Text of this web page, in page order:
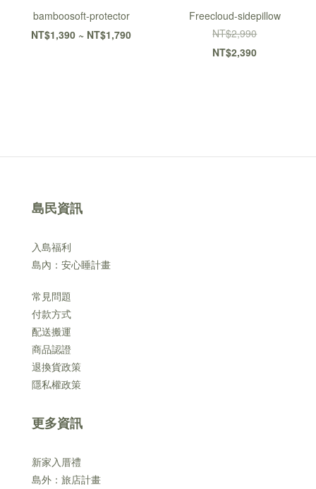
bamboosoft-protector
NT$1,390 ~ NT$1,790
Freecloud-sidepillow
NT$2,990
NT$2,390
島民資訊
入島福利
島內：安心睡計畫
常見問題
付款方式
配送搬運
商品認證
退換貨政策
隱私權政策
更多資訊
新家入厝禮
島外：旅店計畫